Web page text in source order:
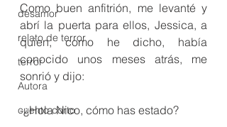
desamor
relato de terror
terror
Autora
cuento corto
Como buen anfitrión, me levanté y
abrí la puerta para ellos, Jessica, a
quien, como he dicho, había
conocido unos meses atrás, me
sonrió y dijo:
-¿Hola Nico, cómo has estado?